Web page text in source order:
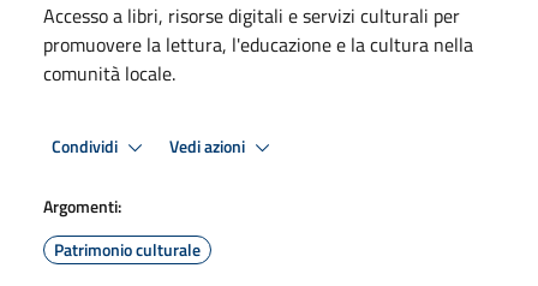
Accesso a libri, risorse digitali e servizi culturali per
promuovere la lettura, l'educazione e la cultura nella
comunità locale.
Condividi Vedi azioni
Argomenti:
Patrimonio culturale